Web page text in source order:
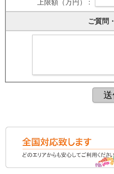
上限額（万円） :
ご質問